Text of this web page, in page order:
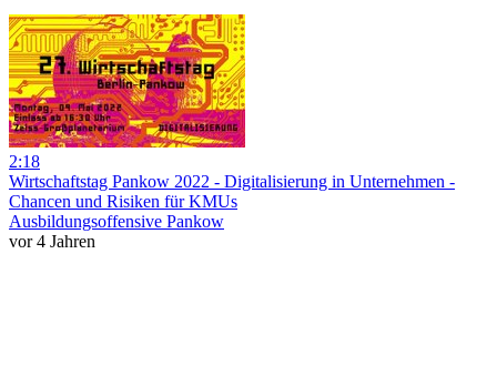
2:18
Wirtschaftstag Pankow 2022 - Digitalisierung in Unternehmen -
Chancen und Risiken für KMUs
Ausbildungsoffensive Pankow
vor 4 Jahren